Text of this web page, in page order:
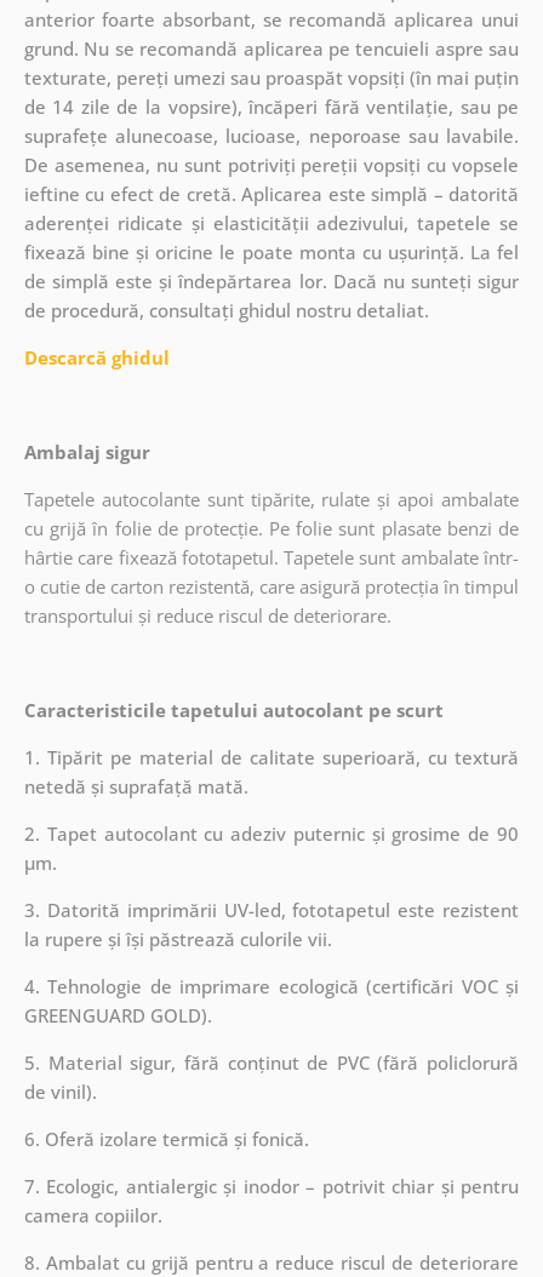
anterior foarte absorbant, se recomandă aplicarea unui
grund. Nu se recomandă aplicarea pe tencuieli aspre sau
texturate, pereți umezi sau proaspăt vopsiți (în mai puțin
de 14 zile de la vopsire), încăperi fără ventilație, sau pe
suprafețe alunecoase, lucioase, neporoase sau lavabile.
De asemenea, nu sunt potriviți pereții vopsiți cu vopsele
ieftine cu efect de cretă. Aplicarea este simplă – datorită
aderenței ridicate și elasticității adezivului, tapetele se
fixează bine și oricine le poate monta cu ușurință. La fel
de simplă este și îndepărtarea lor. Dacă nu sunteți sigur
de procedură, consultați ghidul nostru detaliat.
Descarcă ghidul
Ambalaj sigur
Tapetele autocolante sunt tipărite, rulate și apoi ambalate
cu grijă în folie de protecție. Pe folie sunt plasate benzi de
hârtie care fixează fototapetul. Tapetele sunt ambalate într-
o cutie de carton rezistentă, care asigură protecția în timpul
transportului și reduce riscul de deteriorare.
Caracteristicile tapetului autocolant pe scurt
1. Tipărit pe material de calitate superioară, cu textură
netedă și suprafață mată.
2. Tapet autocolant cu adeziv puternic și grosime de 90
µm.
3. Datorită imprimării UV-led, fototapetul este rezistent
la rupere și își păstrează culorile vii.
4. Tehnologie de imprimare ecologică (certificări VOC și
GREENGUARD GOLD).
5. Material sigur, fără conținut de PVC (fără policlorură
de vinil).
6. Oferă izolare termică și fonică.
7. Ecologic, antialergic și inodor – potrivit chiar și pentru
camera copiilor.
8. Ambalat cu grijă pentru a reduce riscul de deteriorare